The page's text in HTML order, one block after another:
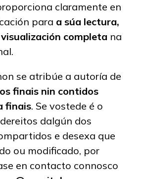
claramente en
para a súa lectura,
completa na
se atribúe a autoría de
finais nin contidos
finais. Se vostede é o
dalgún dos
e desexa que
ou modificado, por
en contacto connosco